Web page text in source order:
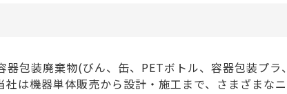
器包装廃棄物(びん、缶、PETボトル、容器包装プ
は機器単体販売から設計・施工まで、さまざまな